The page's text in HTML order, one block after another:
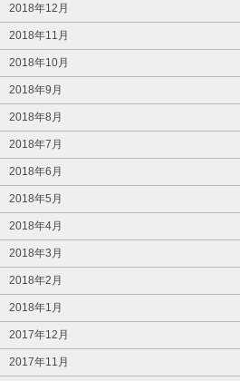
2018年12月
2018年11月
2018年10月
2018年9月
2018年8月
2018年7月
2018年6月
2018年5月
2018年4月
2018年3月
2018年2月
2018年1月
2017年12月
2017年11月